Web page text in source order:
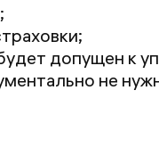
допущен к
не